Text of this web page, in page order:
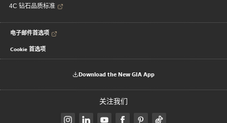
4C 钻石品质标准
电子邮件首选项
Cookie 首选项
Download the New GIA App
关注我们